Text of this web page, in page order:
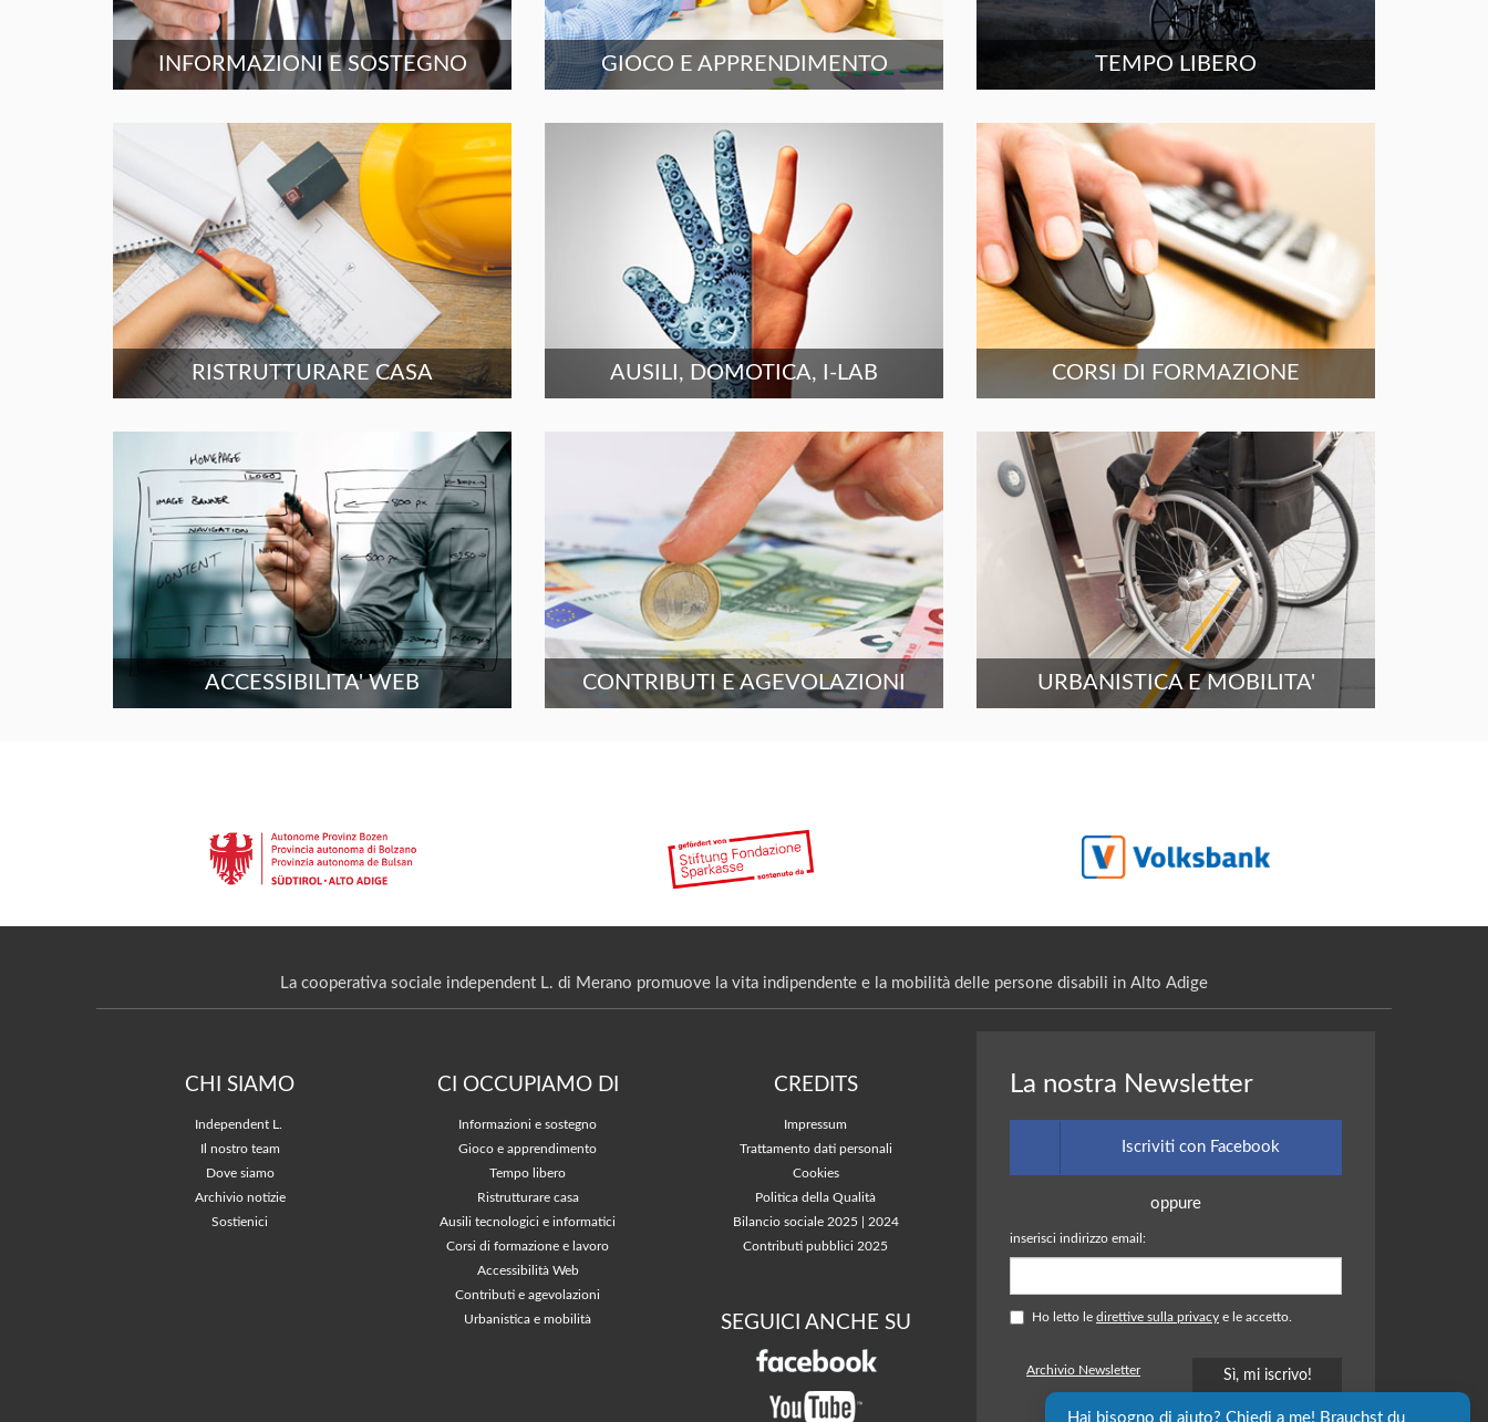
INFORMAZIONI E SOSTEGNO GIOCO E APPRENDIMENTO TEMPO LIBERO
RISTRUTTURARE CASA AUSILI, DOMOTICA, I-LAB CORSI DI FORMAZIONE
ACCESSIBILITA' WEB CONTRIBUTI E AGEVOLAZIONI URBANISTICA E MOBILITA'
La cooperativa sociale independent L. di Merano promuove la vita indipendente e la mobilità delle persone disabili in Alto Adige
CHI SIAMO
Independent L.
Il nostro team
Dove siamo
Archivio notizie
Sostienici
CI OCCUPIAMO DI
Informazioni e sostegno
Gioco e apprendimento
Tempo libero
Ristrutturare casa
Ausili tecnologici e informatici
Corsi di formazione e lavoro
Accessibilità Web
Contributi e agevolazioni
Urbanistica e mobilità
CREDITS
Impressum
Trattamento dati personali
Cookies
Politica della Qualità
Bilancio sociale 2025
2024
Contributi pubblici 2025
SEGUICI ANCHE SU
La nostra Newsletter
Iscriviti con Facebook
oppure
inserisci indirizzo email:
Ho letto le direttive sulla privacy e le accetto.
Archivio Newsletter
Hai bisogno di aiuto? Chiedi a me! Brauchst du